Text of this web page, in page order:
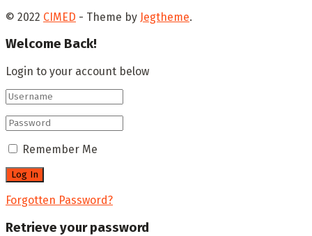
© 2022 CIMED - Theme by Jegtheme.
Welcome Back!
Login to your account below
Remember Me
Forgotten Password?
Retrieve your password